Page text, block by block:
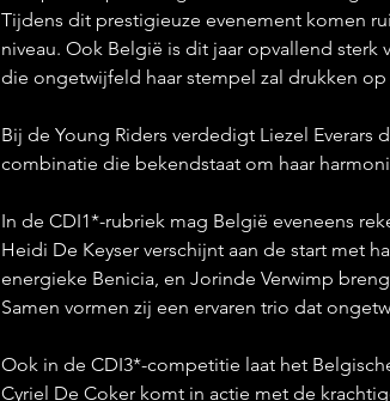
Tijdens dit prestigieuze evenement komen
niveau. Ook België is dit jaar opvallend
die ongetwijfeld haar stempel zal drukken
Bij de Young Riders verdedigt Liezel Everars
combinatie die bekendstaat om haar
In de CDI1*-rubriek mag België eveneens
Heidi De Keyser verschijnt aan de start met
energieke Benicia, en Jorinde Verwimp
Samen vormen zij een ervaren trio dat
Ook in de CDI3*-competitie laat het
Cyriel De Coker komt in actie met de